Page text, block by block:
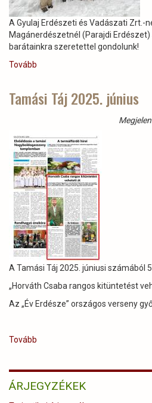
A Gyulaj Erdészeti és Vadászati Zrt.-
Magánerdészetnél (Parajdi
barátainkra szeretettel gondolunk!
Tovább
szeretett
Tamási Táj 2025. június
A Tamási Táj 2025. júniusi számából
„Horváth Csaba rangos kitüntetést
Az „Év Erdésze” országos verseny
Tovább
ÁRJEGYZÉKEK